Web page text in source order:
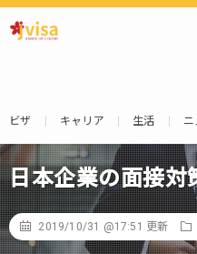
ビザ キャリア 生活 ニ
日本企業の面接
2019/10/31 @17:51 更新